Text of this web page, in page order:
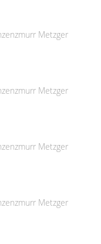
Metzger
Metzger
Metzger
Metzger